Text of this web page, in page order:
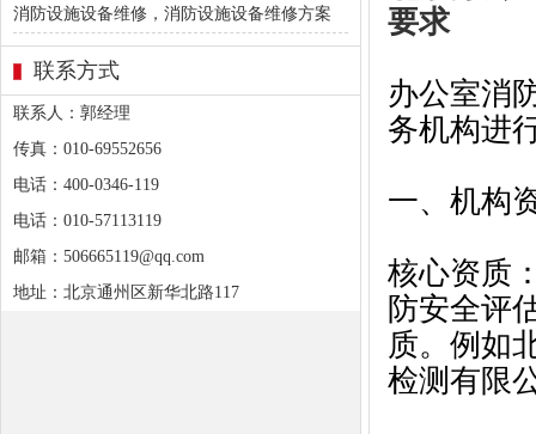
消防设施设备维修，消防设施设备维修方案
联系方式
联系人：郭经理
传真：010-69552656
电话：400-0346-119
电话：010-57113119
邮箱：506665119@qq.com
地址：北京通州区新华北路117
要求
办公室消
务机构进
一、机构
核心资质‌
防安全评
质。例如
检测有限